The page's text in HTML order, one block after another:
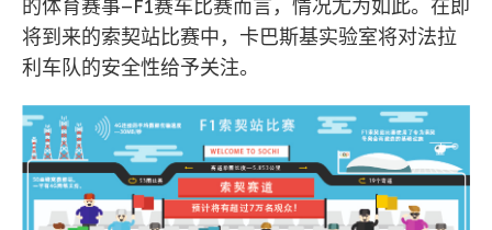
的体育赛事–F1赛车比赛而言，情况尤为如此。在即
将到来的索契站比赛中，卡巴斯基实验室将对法拉
利车队的安全性给予关注。